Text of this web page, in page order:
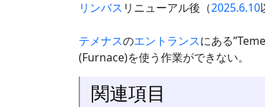
リンバス リニューアル後（2025.6.10
テメナスのエントランスにある
(Furnace)を使う作業ができない。
関連項目